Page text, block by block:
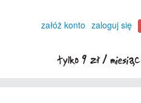
załóż konto zaloguj się